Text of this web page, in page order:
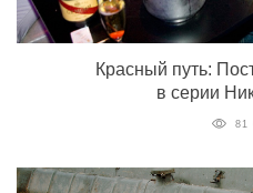
Красный путь:
в серии
81